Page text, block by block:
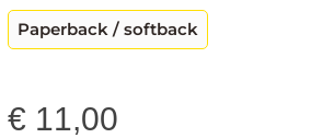
Paperback / softback
€ 11,00